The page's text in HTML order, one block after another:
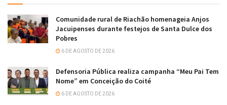
Comunidade rural de Riachão homenageia Anjos
Jacuipenses durante festejos de Santa Dulce dos
Pobres
6 DE AGOSTO DE 2026
Defensoria Pública realiza campanha “Meu Pai Tem
Nome” em Conceição do Coité
6 DE AGOSTO DE 2026